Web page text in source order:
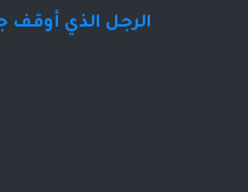
الرجل الذي أوقف